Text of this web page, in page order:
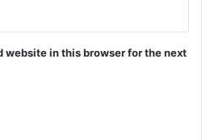
website in this browser for the next